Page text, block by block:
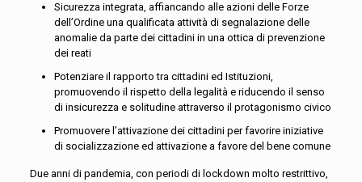
Sicurezza integrata, affiancando alle azioni delle Forze
dell’Ordine una qualificata attività di segnalazione delle
anomalie da parte dei cittadini in una ottica di prevenzione
dei reati
Potenziare il rapporto tra cittadini ed Istituzioni,
promuovendo il rispetto della legalità e riducendo il senso
di insicurezza e solitudine attraverso il protagonismo civico
Promuovere l’attivazione dei cittadini per favorire iniziative
di socializzazione ed attivazione a favore del bene comune
Due anni di pandemia, con periodi di lockdown molto restrittivo,